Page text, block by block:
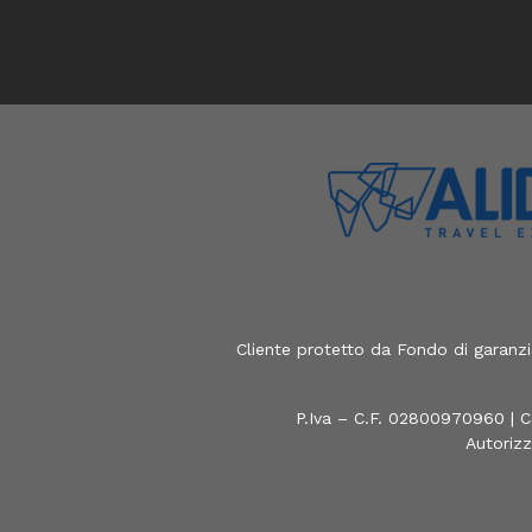
Cliente protetto da Fondo di
P.Iva – C.F. 02800970960 |